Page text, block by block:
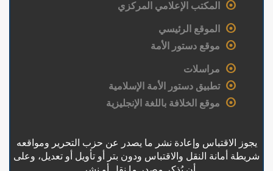
المكتب الإعلامي المركزي
الموقع الرئيسي
موقع دستور الأمة
مراسلات
تطبيق دستور الأمة الإسلامية
موقع الخلافة باللغة الإنجليزية
يجوز الاقتباس وإعادة نشر ما يصدر عن حزب التحرير ومواقعه
شريطة أمانة النقل والاقتباس ودون بتر أو تأويل أو تعديل، وعلى